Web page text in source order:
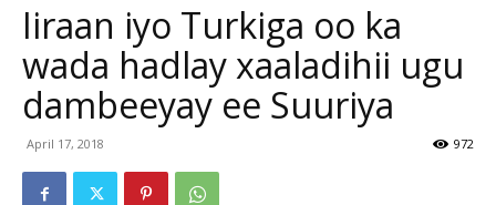
Iiraan iyo Turkiga oo ka
wada hadlay xaaladihii ugu
dambeeyay ee Suuriya
April 17, 2018 972